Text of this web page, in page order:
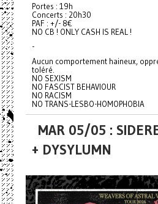
Portes : 19h
Concerts : 20h30
PAF : +/- 8€
NO CB ! ONLY CASH IS REAL !
-
Aucun comportement haineux,
toléré.
NO SEXISM
NO FASCIST BEHAVIOUR
NO RACISM
NO TRANS-LESBO-HOMOPHOBIA
MAR 05/05 :
+ DYSYLUMN